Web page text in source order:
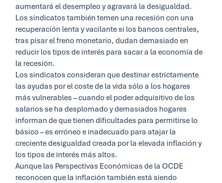
aumentará el desempleo y agravará la desigualdad.
Los sindicatos también temen una recesión con una
recuperación lenta y vacilante si los bancos centrales,
tras pisar el freno monetario, dudan demasiado en
reducir los tipos de interés para sacar a la economía de
la recesión.
Los sindicatos consideran que destinar estrictamente
las ayudas por el coste de la vida sólo a los hogares
más vulnerables – cuando el poder adquisitivo de los
salarios se ha desplomado y demasiados hogares
informan de que tienen dificultades para permitirse lo
básico – es erróneo e inadecuado para atajar la
creciente desigualdad creada por la elevada inflación y
los tipos de interés más altos.
Aunque las Perspectivas Económicas de la OCDE
reconocen que la inflación también está siendo